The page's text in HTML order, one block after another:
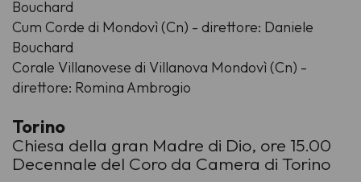
Bouchard
Cum Corde di Mondovì (Cn) - direttore: Daniele
Bouchard
Corale Villanovese di Villanova Mondovì (Cn) -
direttore: Romina Ambrogio
Torino
Chiesa della gran Madre di Dio, ore 15.00
Decennale del Coro da Camera di Torino